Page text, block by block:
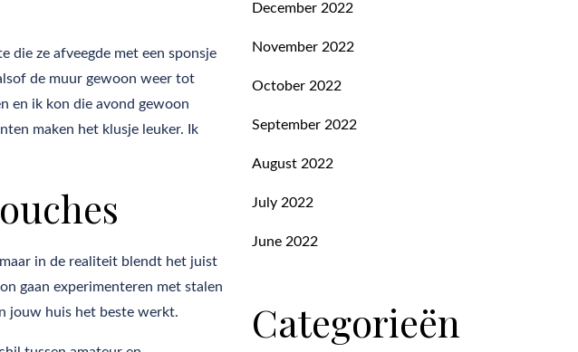
die ze afveegde met een sponsje
de muur gewoon weer tot
en ik kon die avond gewoon
maken het klusje leuker. Ik
in de realiteit blendt het juist
gaan experimenteren met stalen
jouw huis het beste werkt.
December 2022
November 2022
October 2022
September 2022
August 2022
July 2022
June 2022
Categorieën